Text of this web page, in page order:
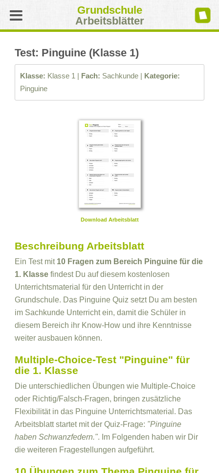
Grundschule
Arbeitsblätter
Test: Pinguine (Klasse 1)
Klasse: Klasse 1 | Fach: Sachkunde | Kategorie:
Pinguine
Download Arbeitsblatt
Beschreibung Arbeitsblatt
Ein Test mit 10 Fragen zum Bereich Pinguine für die
1. Klasse findest Du auf diesem kostenlosen
Unterrichtsmaterial für den Unterricht in der
Grundschule. Das Pinguine Quiz setzt Du am besten
im Sachkunde Unterricht ein, damit die Schüler in
diesem Bereich ihr Know-How und ihre Kenntnisse
weiter ausbauen können.
Multiple-Choice-Test "Pinguine" für
die 1. Klasse
Die unterschiedlichen Übungen wie Multiple-Choice
oder Richtig/Falsch-Fragen, bringen zusätzliche
Flexibilität in das Pinguine Unterrichtsmaterial. Das
Arbeitsblatt startet mit der Quiz-Frage: "Pinguine
haben Schwanzfedern.". Im Folgenden haben wir Dir
die weiteren Fragestellungen aufgeführt.